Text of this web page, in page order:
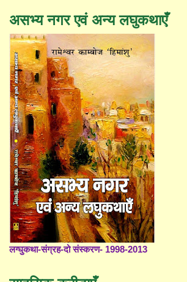
असभ्य नगर एवं अन्य लघुकथाएँ
लग्घुकथा-संग्रह-दो संस्करण- 1998-2013